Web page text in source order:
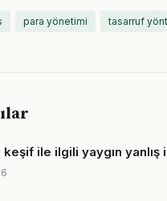
para yönetimi tasarruf
ile ilgili yaygın yanlış